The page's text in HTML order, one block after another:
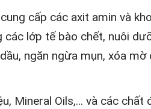
cấp các axit amin và
lớp tế bào chết, nuôi
ngăn ngừa mụn, xóa
Mineral Oils,… và các